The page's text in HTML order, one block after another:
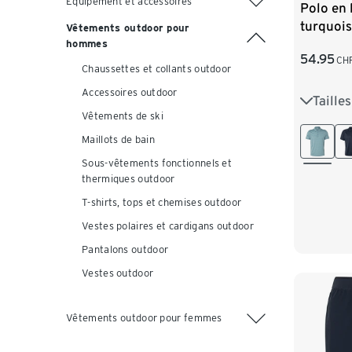
Vêtements outdoor pour
hommes
Chaussettes et collants outdoor
Accessoires outdoor
Vêtements de ski
Maillots de bain
Sous-vêtements fonctionnels et
thermiques outdoor
T-shirts, tops et chemises outdoor
Vestes polaires et cardigans outdoor
Pantalons outdoor
Vestes outdoor
Vêtements outdoor pour femmes
Polo en
54.95
S 44/46
L 52/54